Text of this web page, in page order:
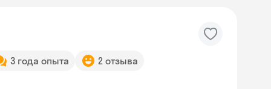
3 года опыта 2 отзыва